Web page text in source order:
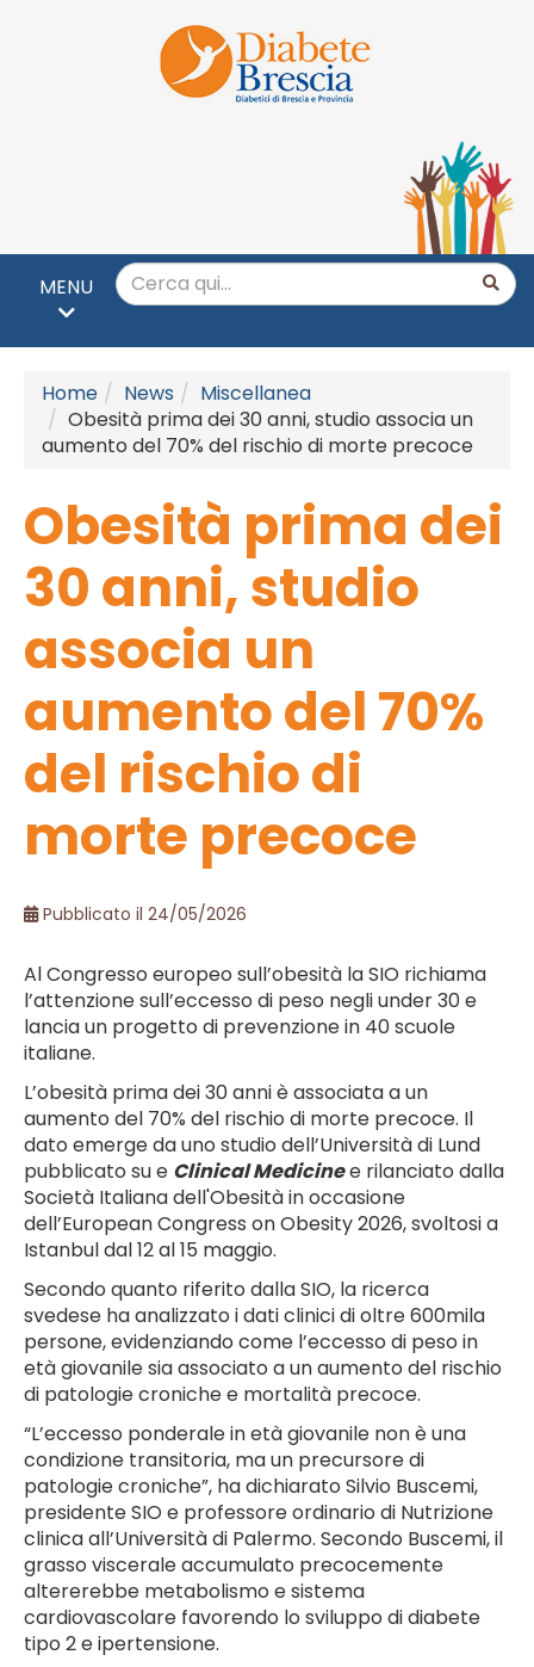
Home News
Miscellanea
Obesità prima dei 30 anni, studio associa un
aumento del 70% del rischio di morte precoce
Obesità prima dei
30 anni, studio
associa un
aumento del 70%
del rischio di
morte precoce
Pubblicato il 24/05/2026
Al Congresso europeo sull’obesità la SIO richiama
l’attenzione sull’eccesso di peso negli under 30 e
lancia un progetto di prevenzione in 40 scuole
italiane.
L’obesità prima dei 30 anni è associata a un
aumento del 70% del rischio di morte precoce. Il
dato emerge da uno studio dell’Università di Lund
pubblicato su e Clinical Medicinee rilanciato dalla
Società Italiana dell'Obesità in occasione
dell’European Congress on Obesity 2026, svoltosi a
Istanbul dal 12 al 15 maggio.
Secondo quanto riferito dalla SIO, la ricerca
svedese ha analizzato i dati clinici di oltre 600mila
persone, evidenziando come l’eccesso di peso in
età giovanile sia associato a un aumento del rischio
di patologie croniche e mortalità precoce.
“L’eccesso ponderale in età giovanile non è una
condizione transitoria, ma un precursore di
patologie croniche”, ha dichiarato Silvio Buscemi,
presidente SIO e professore ordinario di Nutrizione
clinica all’Università di Palermo. Secondo Buscemi, il
grasso viscerale accumulato precocemente
altererebbe metabolismo e sistema
cardiovascolare favorendo lo sviluppo di diabete
tipo 2 e ipertensione.